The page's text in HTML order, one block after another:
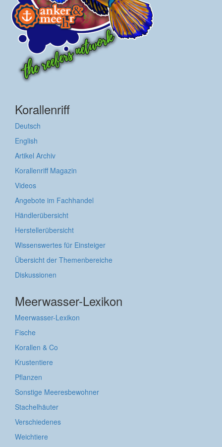
Korallenriff
Deutsch
English
Artikel Archiv
Korallenriff Magazin
Videos
Angebote im Fachhandel
Händlerübersicht
Herstellerübersicht
Wissenswertes für Einsteiger
Übersicht der Themenbereiche
Diskussionen
Meerwasser-Lexikon
Meerwasser-Lexikon
Fische
Korallen & Co
Krustentiere
Pflanzen
Sonstige Meeresbewohner
Stachelhäuter
Verschiedenes
Weichtiere